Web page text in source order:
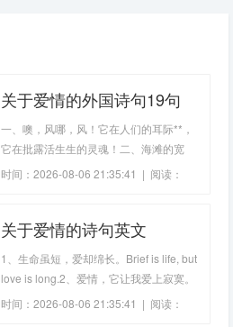
关于爱情的外国诗句19句
一、噢，风哪，风！它在人们的耳际**，
它在批露活生生的灵魂！二、海滩的宽
阔、干枯的脸庞，好象荡出了你的惝奇妙
你分离。四、爱情对男人而言，只是生活
部。
时间：2026-08-06 21:35:41 | 阅读：
关于爱情的诗句英文
1、生命虽短，爱却绵长。Brief is life, but
love is long.2、爱情，它让我爱上寂寞。
Love, it makes me fall in love with
时间：2026-08-06 21:35:41 | 阅读：